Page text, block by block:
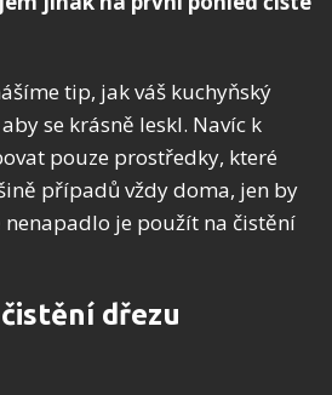
tip, jak váš kuchyňský
se krásně leskl. Navíc k
pouze prostředky, které
případů vždy doma, jen by
je použít na čistění
dřezu